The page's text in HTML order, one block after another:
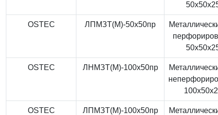
OSTEC ЛПМЗТ(М)-50x50пр
OSTEC ЛНМЗТ(М)-100x50пр
OSTEC ЛПМЗТ(М)-100x50пр